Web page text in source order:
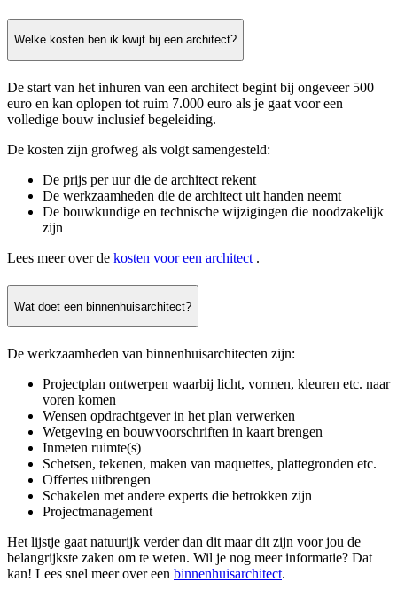
Welke kosten ben ik kwijt bij een architect?
De start van het inhuren van een architect begint bij ongeveer 500
euro en kan oplopen tot ruim 7.000 euro als je gaat voor een
volledige bouw inclusief begeleiding.
De kosten zijn grofweg als volgt samengesteld:
De prijs per uur die de architect rekent
De werkzaamheden die de architect uit handen neemt
De bouwkundige en technische wijzigingen die noodzakelijk
zijn
Lees meer over de kosten voor een architect .
Wat doet een binnenhuisarchitect?
De werkzaamheden van binnenhuisarchitecten zijn:
Projectplan ontwerpen waarbij licht, vormen, kleuren etc. naar
voren komen
Wensen opdrachtgever in het plan verwerken
Wetgeving en bouwvoorschriften in kaart brengen
Inmeten ruimte(s)
Schetsen, tekenen, maken van maquettes, plattegronden etc.
Offertes uitbrengen
Schakelen met andere experts die betrokken zijn
Projectmanagement
Het lijstje gaat natuurijk verder dan dit maar dit zijn voor jou de
belangrijkste zaken om te weten. Wil je nog meer informatie? Dat
kan! Lees snel meer over een binnenhuisarchitect.